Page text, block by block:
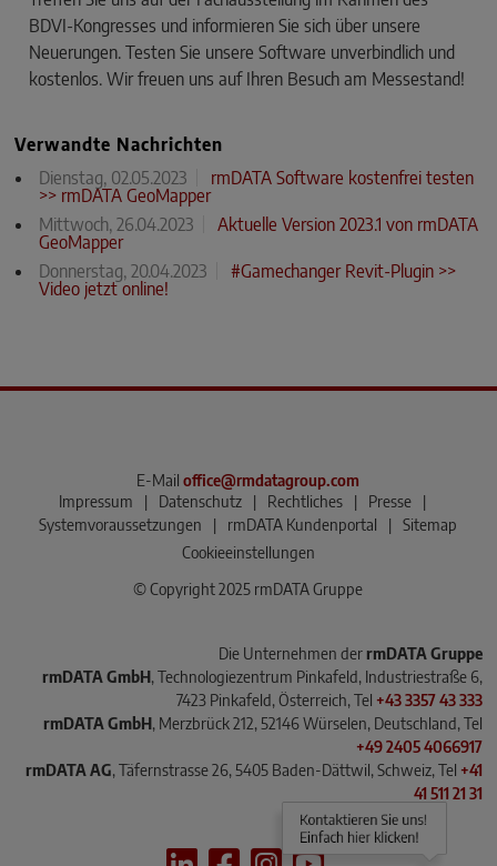
BDVI-Kongresses und informieren Sie sich über unsere
Neuerungen. Testen Sie unsere Software unverbindlich und
kostenlos. Wir freuen uns auf Ihren Besuch am Messestand!
Verwandte Nachrichten
Dienstag, 02.05.2023
rmDATA Software kostenfrei testen
>> rmDATA GeoMapper
Mittwoch, 26.04.2023
Aktuelle Version 2023.1 von rmDATA
GeoMapper
Donnerstag, 20.04.2023
#Gamechanger Revit-Plugin >>
Video jetzt online!
E-Mailoffice@rmdatagroup.com
Impressum
| Datenschutz | Rechtliches | Presse
|
Systemvoraussetzungen
| rmDATA Kundenportal |
Sitemap
Cookieeinstellungen
© Copyright 2025 rmDATA Gruppe
Die Unternehmen der rmDATA Gruppe
rmDATA GmbH, Technologiezentrum Pinkafeld, Industriestraße 6,
7423 Pinkafeld, Österreich, Tel +43 3357 43 333
rmDATA GmbH, Merzbrück 212, 52146 Würselen, Deutschland, Tel
+49 2405 4066917
rmDATA AG, Täfernstrasse 26, 5405 Baden-Dättwil, Schweiz, Tel +41
41 511 21 31